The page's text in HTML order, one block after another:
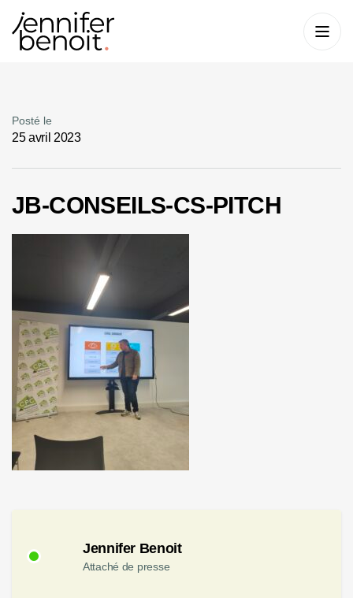
Posté le
25 avril 2023
JB-CONSEILS-CS-PITCH
Jennifer Benoit
Attaché de presse